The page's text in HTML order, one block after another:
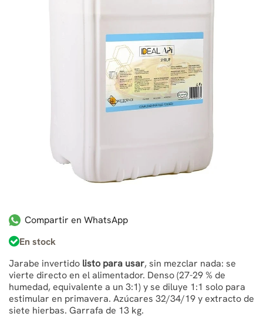
Compartir en WhatsApp
En stock
Jarabe invertido listo para usar, sin mezclar nada: se
vierte directo en el alimentador. Denso (27-29 % de
humedad, equivalente a un 3:1) y se diluye 1:1 solo para
estimular en primavera. Azúcares 32/34/19 y extracto de
siete hierbas. Garrafa de 13 kg.